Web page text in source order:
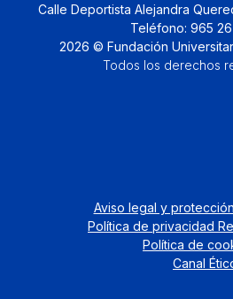
Calle Deportista Alejandra
Teléfono: 965
2026 © Fundación
Todos los derechos
Aviso legal y
Política de privacidad
Política de
Canal